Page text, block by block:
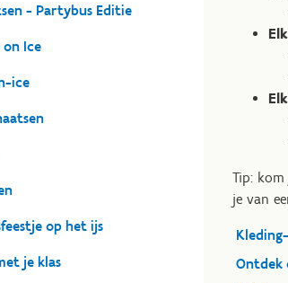
- Partybus Editie
on Ice
ice
op het ijs
je klas
Tip:
je van
Ontdek